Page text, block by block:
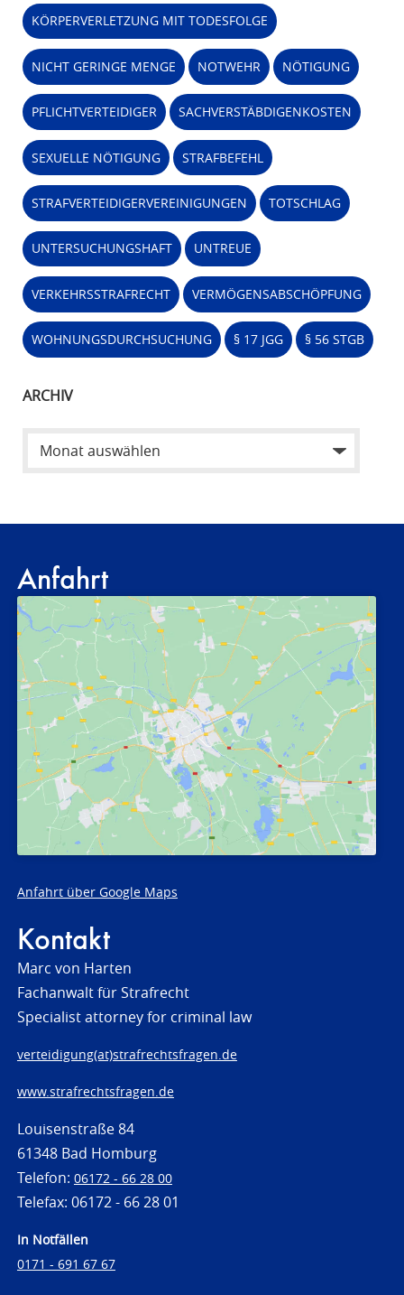
KÖRPERVERLETZUNG MIT TODESFOLGE
NICHT GERINGE MENGE NOTWEHR NÖTIGUNG
PFLICHTVERTEIDIGER SACHVERSTÄBDIGENKOSTEN
SEXUELLE NÖTIGUNG STRAFBEFEHL
STRAFVERTEIDIGERVEREINIGUNGEN TOTSCHLAG
UNTERSUCHUNGSHAFT UNTREUE
VERKEHRSSTRAFRECHT VERMÖGENSABSCHÖPFUNG
WOHNUNGSDURCHSUCHUNG § 17 JGG § 56 STGB
ARCHIV
Anfahrt
Anfahrt über Google Maps
Kontakt
Marc von Harten
Fachanwalt für Strafrecht
Specialist attorney for criminal law
verteidigung(at)strafrechtsfragen.de
www.strafrechtsfragen.de
Louisenstraße 84
61348 Bad Homburg
Telefon: 06172 - 66 28 00
Telefax: 06172 - 66 28 01
In Notfällen
0171 - 691 67 67